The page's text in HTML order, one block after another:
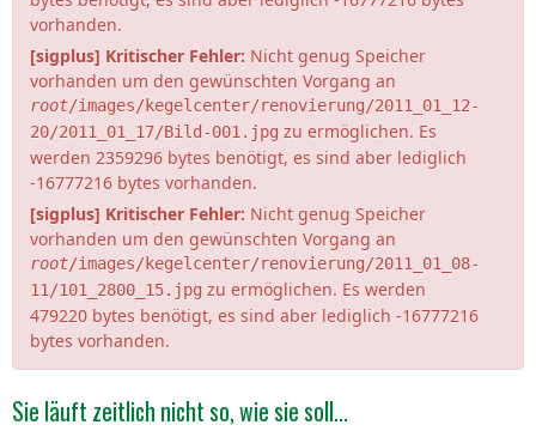
vorhanden.
[sigplus] Kritischer Fehler: Nicht genug Speicher
vorhanden um den gewünschten Vorgang an
root/images/kegelcenter/renovierung/2011_01_12-
20/2011_01_17/Bild-001.jpg zu ermöglichen. Es
werden 2359296 bytes benötigt, es sind aber lediglich
-16777216 bytes vorhanden.
[sigplus] Kritischer Fehler: Nicht genug Speicher
vorhanden um den gewünschten Vorgang an
root/images/kegelcenter/renovierung/2011_01_08-
11/101_2800_15.jpg zu ermöglichen. Es werden
479220 bytes benötigt, es sind aber lediglich -16777216
bytes vorhanden.
Sie läuft zeitlich nicht so, wie sie soll...